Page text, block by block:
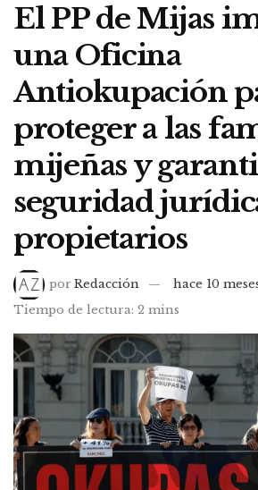
El PP de Mijas
una Oficina
Antiokupación
proteger a las
mijeñas y
seguridad
propietarios
por Redacción
hace 10
Tiempo de lectura: 2 mins